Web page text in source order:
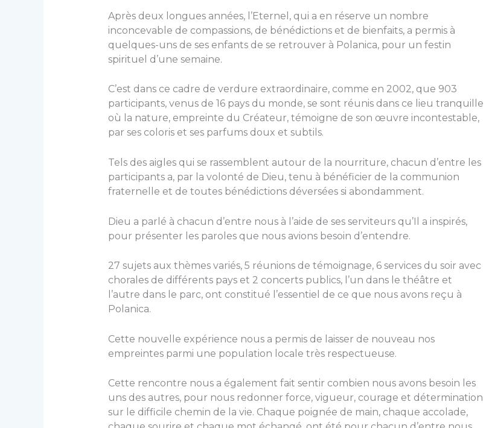
Après deux longues années, l’Eternel, qui a en réserve un nombre
inconcevable de compassions, de bénédictions et de bienfaits, a permis à
quelques-uns de ses enfants de se retrouver à Polanica, pour un festin
spirituel d’une semaine.
C’est dans ce cadre de verdure extraordinaire, comme en 2002, que 903
participants, venus de 16 pays du monde, se sont réunis dans ce lieu tranquille
où la nature, empreinte du Créateur, témoigne de son œuvre incontestable,
par ses coloris et ses parfums doux et subtils.
Tels des aigles qui se rassemblent autour de la nourriture, chacun d’entre les
participants a, par la volonté de Dieu, tenu à bénéficier de la communion
fraternelle et de toutes bénédictions déversées si abondamment.
Dieu a parlé à chacun d’entre nous à l’aide de ses serviteurs qu’Il a inspirés,
pour présenter les paroles que nous avions besoin d’entendre.
27 sujets aux thèmes variés, 5 réunions de témoignage, 6 services du soir avec
chorales de différents pays et 2 concerts publics, l’un dans le théâtre et
l’autre dans le parc, ont constitué l’essentiel de ce que nous avons reçu à
Polanica.
Cette nouvelle expérience nous a permis de laisser de nouveau nos
empreintes parmi une population locale très respectueuse.
Cette rencontre nous a également fait sentir combien nous avons besoin les
uns des autres, pour nous redonner force, vigueur, courage et détermination
sur le difficile chemin de la vie. Chaque poignée de main, chaque accolade,